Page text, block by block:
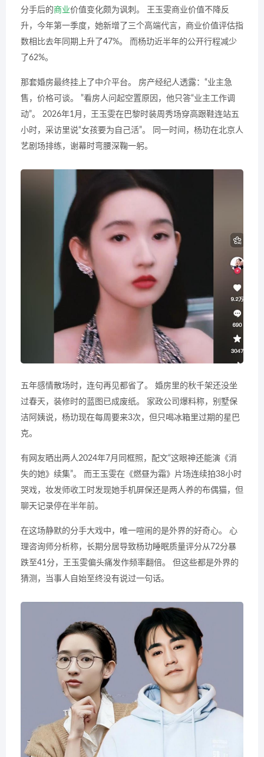
分手后的商业价值变化颇为讽刺。 王玉雯商业价值不降反
升，今年第一季度，她新增了三个高端代言，商业价值评估指
数相比去年同期上升了47%。 而杨玏近半年的公开行程减少
了62%。
那套婚房最终挂上了中介平台。 房产经纪人透露：“业主急
售，价格可谈。 ”看房人问起空置原因，他只答“业主工作调
动”。 2026年1月，王玉雯在巴黎时装周秀场穿高跟鞋连站五
小时，采访里说“女孩要为自己活”。 同一时间，杨玏在北京人
艺剧场排练，谢幕时弯腰深鞠一躬。
五年感情散场时，连句再见都省了。 婚房里的秋千架还没坐
过春天，装修时的蓝图已成废纸。 家政公司爆料称，别墅保
洁阿姨说，杨玏现在每周要来3次，但只喝冰箱里过期的星巴
克。
有网友晒出两人2024年7月同框照，配文“这眼神还能演《消
失的她》续集”。 而王玉雯在《燃昼为霜》片场连续拍38小时
哭戏，妆发师收工时发现她手机屏保还是两人养的布偶猫，但
聊天记录停在半年前。
在这场静默的分手大戏中，唯一喧闹的是外界的好奇心。 心
理咨询师分析称，长期分居导致杨玏睡眠质量评分从72分暴
跌至41分，王玉雯偏头痛发作频率翻倍。 但这些都是外界的
猜测，当事人自始至终没有说过一句话。